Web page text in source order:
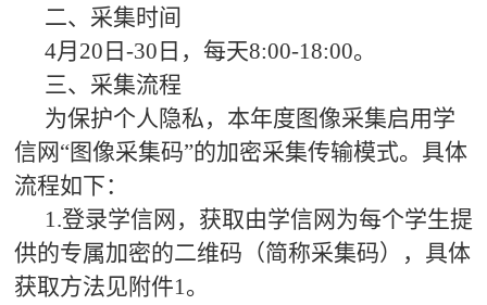
二、采集时间
4月20日-30日，每天8:00-18:00。
三、采集流程
为保护个人隐私，本年度图像采集启用学
信网“图像采集码”的加密采集传输模式。具体
流程如下：
1.登录学信网，获取由学信网为每个学生提
供的专属加密的二维码（简称采集码），具体
获取方法见附件1。